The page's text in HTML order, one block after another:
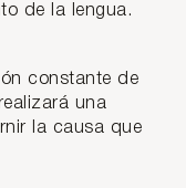
de la lengua.
constante de
una
la causa que